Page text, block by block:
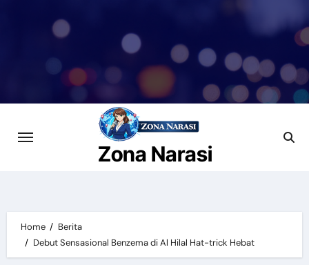
Zona Narasi
Home
Berita
Debut Sensasional Benzema di Al Hilal Hat-trick Hebat